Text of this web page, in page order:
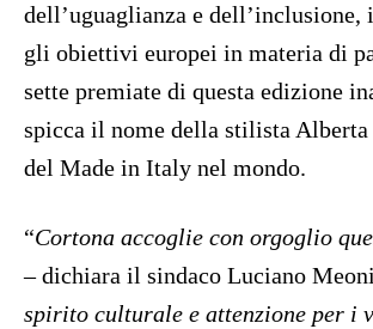
dell’uguaglianza e dell’inclusione,
gli obiettivi europei in materia di
sette premiate di questa edizione
spicca il nome della stilista
del Made in Italy nel mondo.
“Cortona accoglie con orgoglio
– dichiara il sindaco Luciano
spirito culturale e attenzione per i